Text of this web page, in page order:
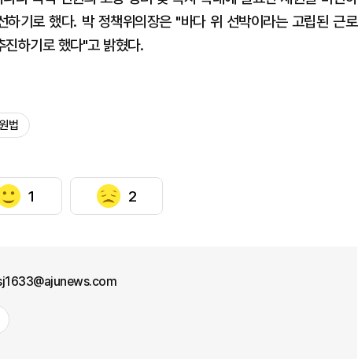
기로 했다. 박 정책위의장은 "바다 위 선박이라는 고립된 근로
하기로 했다"고 밝혔다.
법
1 2